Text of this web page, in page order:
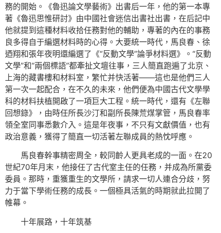
務的開始。《魯迅論文學藝術》出書后一年，他的第一本專
著《魯迅思惟研討》由中國社會迷信出書社出書，在后記中
他就提到這種材料收拾任務對他的輔助，專著的內在的事務
良多得自于編選材料時的心得。大要統一時代，馬良春、徐
迺翔和張年夜明還編選了《“反動文學”論爭材料選》。“反動
文學”和“兩個標語”都牽扯文壇往事，三人簡直跑遍了北京、
上海的藏書樓和材料室，繁忙并快活著——這也是他們三人
第一次一起配合，在不久的未來，他們便為中國古代文學學
科的材料扶植開啟了一項巨大工程。統一時代，還有《左聯
回想錄》，由時任所長沙汀和副所長陳荒煤掌管，馬良春率
領全室同事悉數介入。這是年夜事，不只有文獻價值，也有
政治意義，獲得了簡直一切活著左聯成員的熱忱呼應。
馬良春幹事精密周全，較同齡人更具老成的一面。在20
世紀70年月末，他接任了古代室主任的任務，并成為所黨委
委員。那時，重獲重生的文學所，請求一切人連合分歧，努
力于當下學術任務的成長。一個極具活氣的時期就此拉開了
帷幕。
十年展路，十年筑基